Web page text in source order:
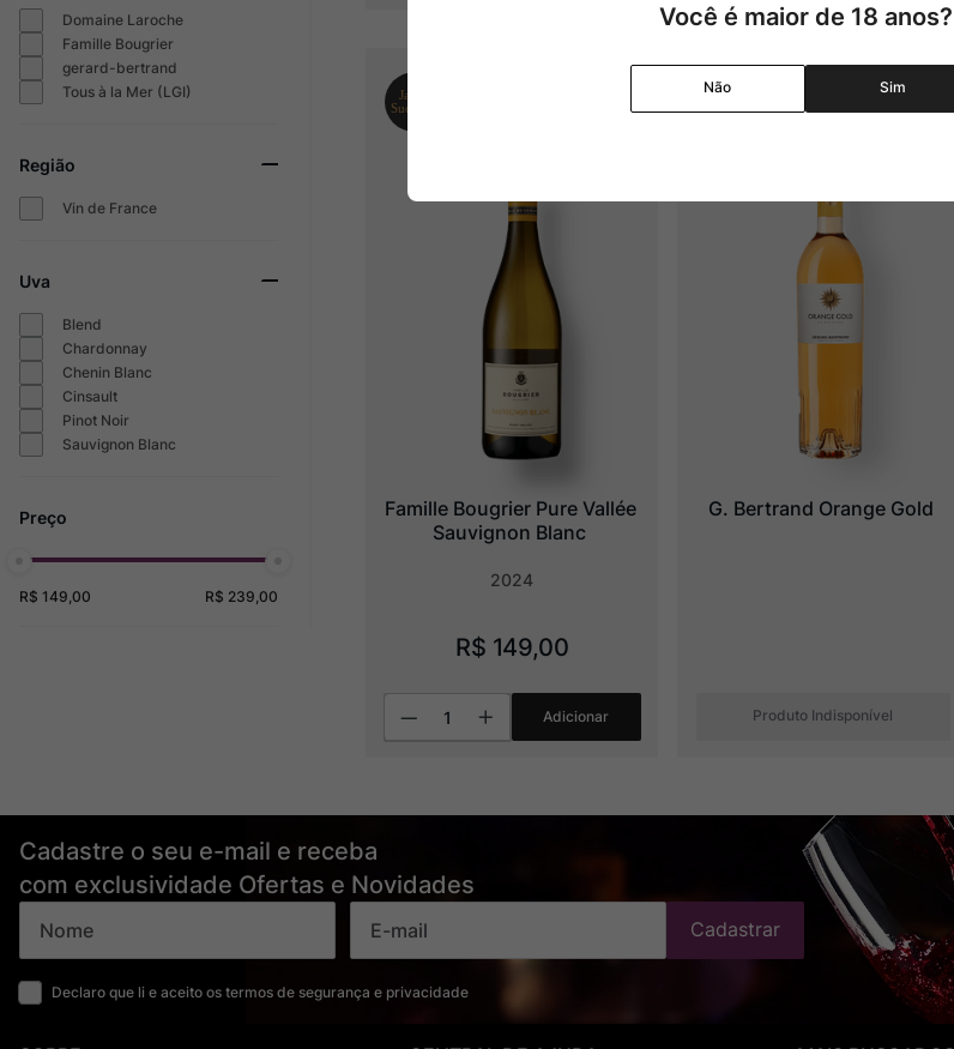
Domaine Laroche
Famille Bougrier
gerard-bertrand
Tous à la Mer (LGI)
Região
Vin de France
Uva
Blend
Chardonnay
Chenin Blanc
Cinsault
Pinot Noir
Sauvignon Blanc
R$ 149,00 R$ 239,00
Famille Bougrier Pure Vallée
Sauvignon Blanc
2024
R$ 149,00
Adicionar
G. Bertrand Orange Gold
Produto Indisponível
Cadastre o seu e-mail e receba
com exclusividade Ofertas e Novidades
Declaro que li e aceito os termos de segurança e privacidade
Cadastrar
Você é maior de 18 anos?
Não Sim